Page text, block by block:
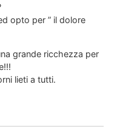
opto per ” il dolore
grande ricchezza per
lieti a tutti.